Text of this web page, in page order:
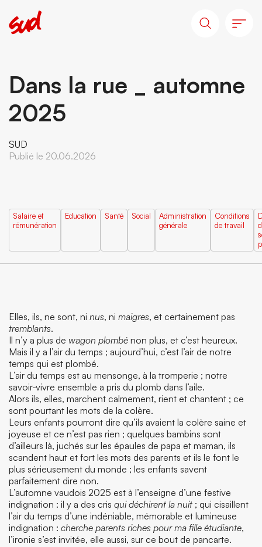
Dans la rue _ automne
2025
SUD
Publié le 20.06.2026
Salaire et
rémunération
Education Santé Social
Administration
générale
Conditions
de travail
Elles, ils, ne sont, ni nus, ni maigres, et certainement pas
tremblants.
Il n’y a plus de wagon plombé non plus, et c’est heureux.
Mais il y a l’air du temps ; aujourd’hui, c’est l’air de notre
temps qui est plombé.
L’air du temps est au mensonge, à la tromperie ; notre
savoir-vivre ensemble a pris du plomb dans l’aile.
Alors ils, elles, marchent calmement, rient et chantent ; ce
sont pourtant les mots de la colère.
Leurs enfants pourront dire qu’ils avaient la colère saine et
joyeuse et ce n’est pas rien ; quelques bambins sont
d’ailleurs là, juchés sur les épaules de papa et maman, ils
scandent haut et fort les mots des parents et ils le font le
plus sérieusement du monde ; les enfants savent
parfaitement dire non.
L’automne vaudois 2025 est à l’enseigne d’une festive
indignation : il y a des cris qui déchirent la nuit ; qui cisaillent
l’air du temps d’une indéniable, mémorable et lumineuse
indignation : cherche parents riches pour ma fille étudiante,
l’ironie s’est invitée, elle aussi, sur ce bout de pancarte.